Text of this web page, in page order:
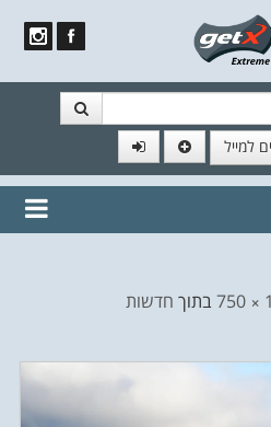
למייל
תפוצה!
נשמח
בתוך חדשות